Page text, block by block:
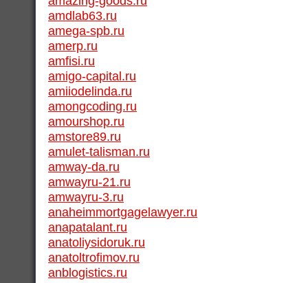
amdlab63.ru
amega-spb.ru
amerp.ru
amfisi.ru
amigo-capital.ru
amiiodelinda.ru
amongcoding.ru
amourshop.ru
amstore89.ru
amulet-talisman.ru
amway-da.ru
amwayru-21.ru
amwayru-3.ru
anaheimmortgagelawyer.ru
anapatalant.ru
anatoliysidoruk.ru
anatoltrofimov.ru
anblogistics.ru